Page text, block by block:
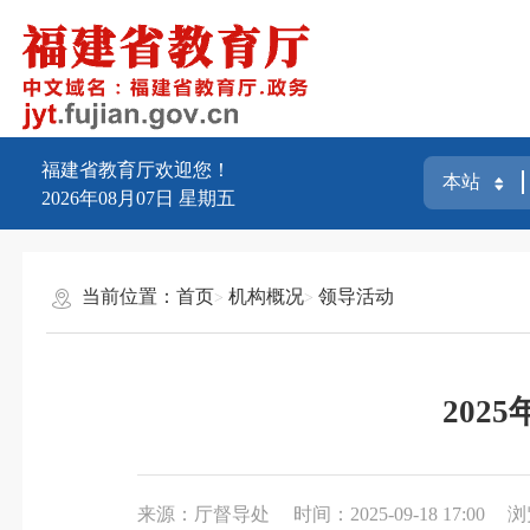
福建省教育厅欢迎您！
2026年08月07日 星期五
当前位置：首页 机构概况 领导活动
2025
来源：厅督导处 时间：2025-09-18 17:00 浏